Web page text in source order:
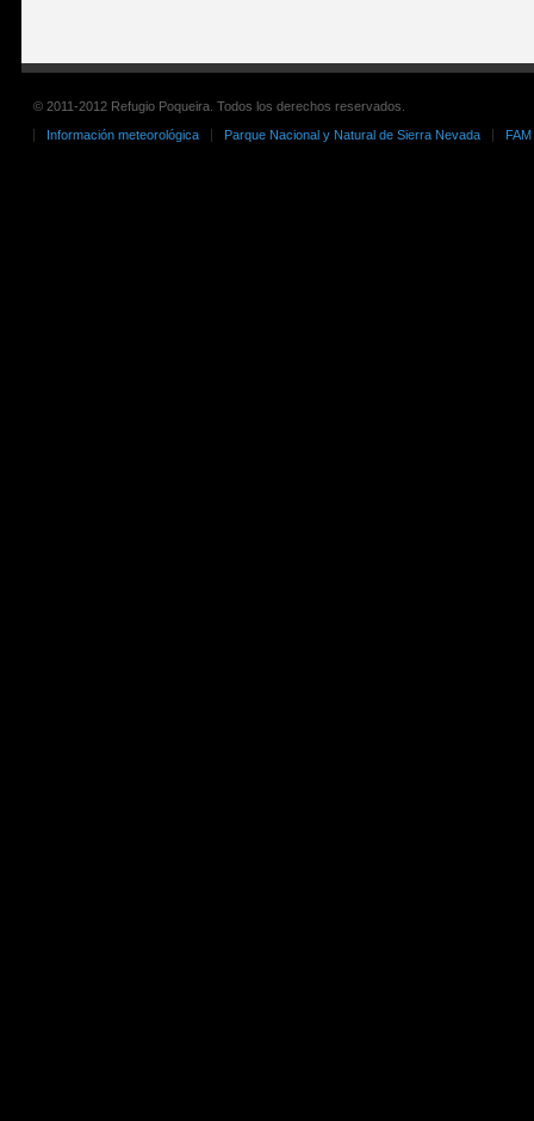
© 2011-2012 Refugio Poqueira. Todos los derechos reservados.
Información meteorológica
Parque Nacional y Natural de Sierra Nevada FAM